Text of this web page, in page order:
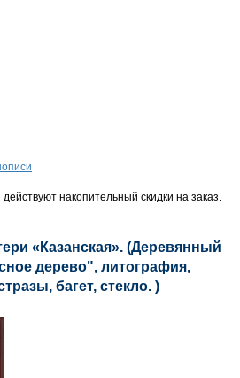
накопительный скидки на заказ.
«Казанская». (Деревянный
дерево", литография,
багет, стекло. )